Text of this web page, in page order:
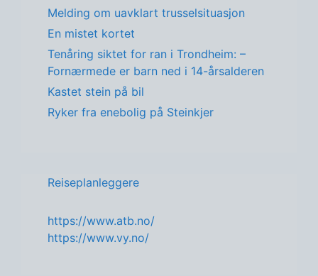
Melding om uavklart trusselsituasjon
En mistet kortet
Tenåring siktet for ran i Trondheim: –
Fornærmede er barn ned i 14-årsalderen
Kastet stein på bil
Ryker fra enebolig på Steinkjer
Reiseplanleggere
https://www.atb.no/
https://www.vy.no/